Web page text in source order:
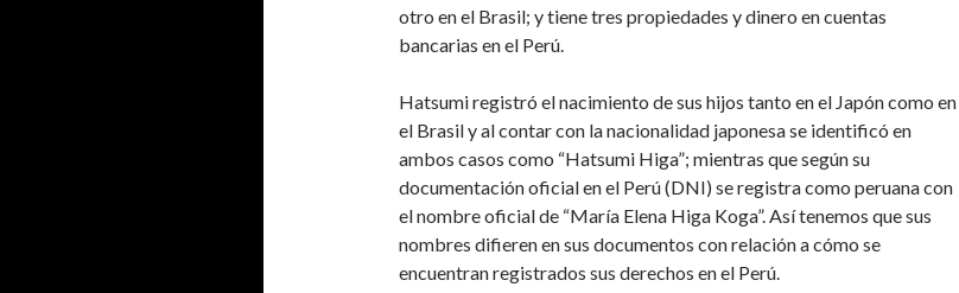
otro en el Brasil; y tiene tres propiedades y dinero en cuentas
bancarias en el Perú.
Hatsumi registró el nacimiento de sus hijos tanto en el Japón como en
el Brasil y al contar con la nacionalidad japonesa se identificó en
ambos casos como “Hatsumi Higa”; mientras que según su
documentación oficial en el Perú (DNI) se registra como peruana con
el nombre oficial de “María Elena Higa Koga”. Así tenemos que sus
nombres difieren en sus documentos con relación a cómo se
encuentran registrados sus derechos en el Perú.